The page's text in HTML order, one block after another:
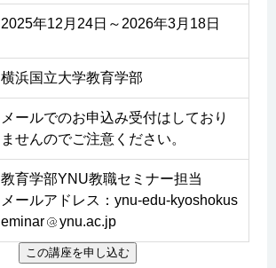
2025年12月24日～2026年3月18日
横浜国立大学教育学部
メールでのお申込み受付はしており
ませんのでご注意ください。
教育学部YNU教職セミナー担当
メールアドレス：ynu-edu-kyoshokus
eminar
ynu.ac.jp